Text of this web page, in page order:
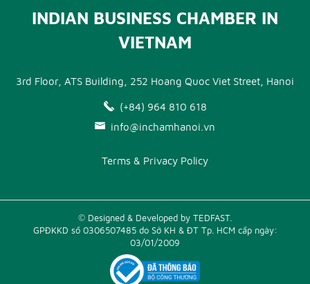
INDIAN BUSINESS CHAMBER IN
VIETNAM
3rd Floor, ATS Building, 252 Hoang Quoc Viet Street, Hanoi
(+84) 964 810 618
info@inchamhanoi.vn
Terms & Privacy Policy
© Designed & Developed by TEDFAST.
GPĐKKD số 0306507485 do Sở KH & ĐT Tp. HCM cấp ngày:
03/01/2009